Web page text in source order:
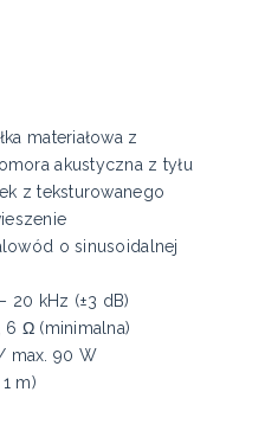
materiałowa z
akustyczna z tyłu
z teksturowanego
o sinusoidalnej
20 kHz (±3 dB)
6 Ω (minimalna)
max. 90 W
m)